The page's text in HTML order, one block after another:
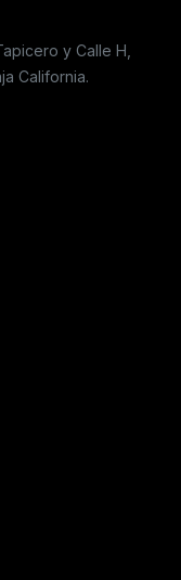
y Calle H,
California.